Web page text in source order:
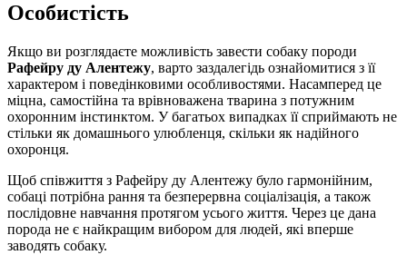
Особистість
Якщо ви розглядаєте можливість завести собаку породи
Рафейру ду Алентежу, варто заздалегідь ознайомитися з її
характером і поведінковими особливостями. Насамперед це
міцна, самостійна та врівноважена тварина з потужним
охоронним інстинктом. У багатьох випадках її сприймають не
стільки як домашнього улюбленця, скільки як надійного
охоронця.
Щоб співжиття з Рафейру ду Алентежу було гармонійним,
собаці потрібна рання та безперервна соціалізація, а також
послідовне навчання протягом усього життя. Через це дана
порода не є найкращим вибором для людей, які вперше
заводять собаку.